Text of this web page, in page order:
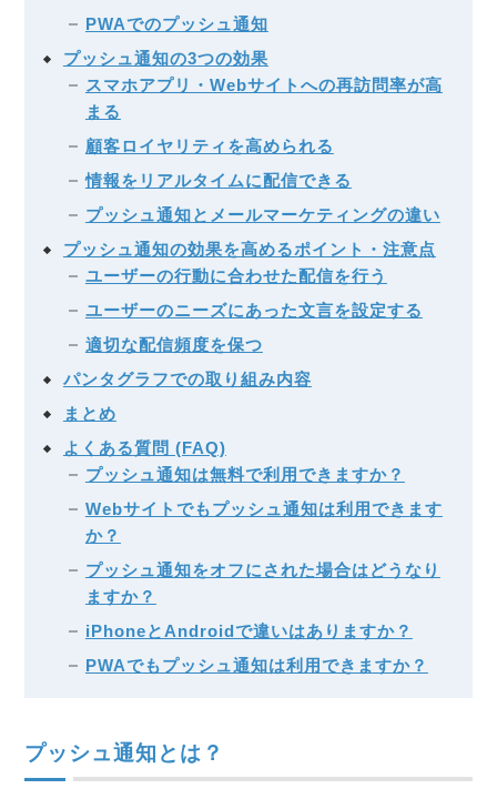
PWAでのプッシュ通知
プッシュ通知の3つの効果
スマホアプリ・Webサイトへの再訪問率が高
まる
顧客ロイヤリティを高められる
情報をリアルタイムに配信できる
プッシュ通知とメールマーケティングの違い
プッシュ通知の効果を高めるポイント・注意点
ユーザーの行動に合わせた配信を行う
ユーザーのニーズにあった文言を設定する
適切な配信頻度を保つ
パンタグラフでの取り組み内容
まとめ
よくある質問 (FAQ)
プッシュ通知は無料で利用できますか？
Webサイトでもプッシュ通知は利用できます
か？
プッシュ通知をオフにされた場合はどうなり
ますか？
iPhoneとAndroidで違いはありますか？
PWAでもプッシュ通知は利用できますか？
プッシュ通知とは？